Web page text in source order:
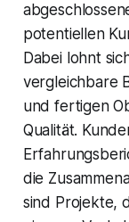
potentiellen
Dabei lohnt
vergleichbare
und fertigen
Qualität.
die
sind Projekte,